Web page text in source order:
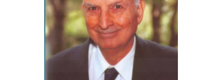
AGGIUNGI AL CARRELLO